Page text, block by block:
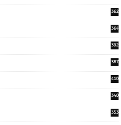
362
364
392
387
410
340
353